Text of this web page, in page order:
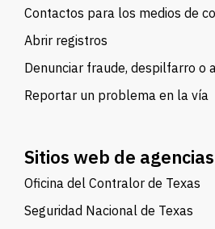
Contactos para los medios de
Abrir registros
Denunciar fraude, despilfarro o
Reportar un problema en la vía
Sitios web de
Oficina del Contralor de Texas
Seguridad Nacional de Texas